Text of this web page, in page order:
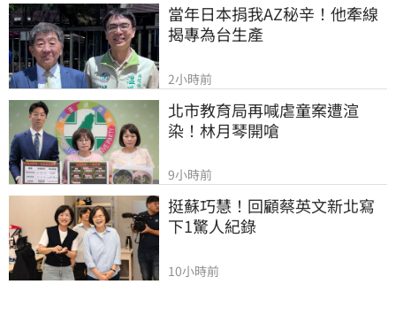
當年日本捐我AZ秘辛！他牽線
揭專為台生產
2小時前
北市教育局再喊虐童案遭渲
染！林月琴開嗆
9小時前
挺蘇巧慧！回顧蔡英文新北寫
下1驚人紀錄
10小時前